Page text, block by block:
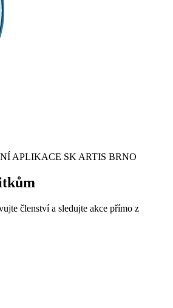
APLIKACE SK ARTIS BRNO
členství a sledujte akce přímo z